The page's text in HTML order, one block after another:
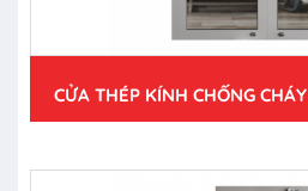
CỬA THÉP KÍNH CHỐNG